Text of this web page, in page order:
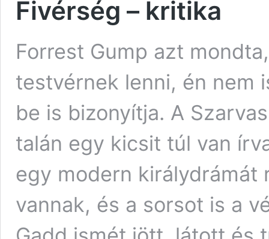
Fivérség – kritika
Forrest Gump azt
testvérnek lenni, én nem
be is bizonyítja. A
talán egy kicsit túl van
egy modern királydrámát
vannak, és a sorsot is a